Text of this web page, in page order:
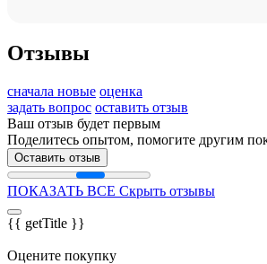
Отзывы
сначала новые оценка
задать вопрос оставить отзыв
Ваш отзыв будет первым
Поделитесь опытом, помогите другим
Оставить отзыв
ПОКАЗАТЬ ВСЕ Скрыть отзывы
{{ getTitle }}
Оцените покупку